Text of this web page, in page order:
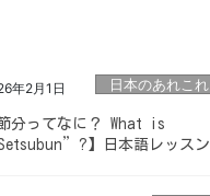
年2月1日 日本のあれこれ
節分ってなに？ What is
】日本語レッスン